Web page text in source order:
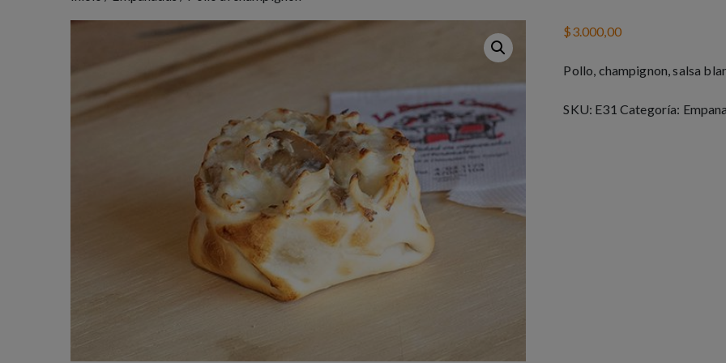
$3.000,00
Pollo, champignon, salsa
SKU: E31 Categoría: